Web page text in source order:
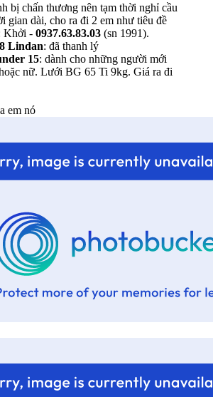
bị chấn thương nên tạm thời nghỉ cầu
gian dài, cho ra đi 2 em như tiêu đề
Khởi - 0937.63.83.03 (sn 1991).
Lindan: đã thanh lý
15: dành cho những người mới
nữ. Lưới BG 65 Ti 9kg. Giá ra đi
em nó